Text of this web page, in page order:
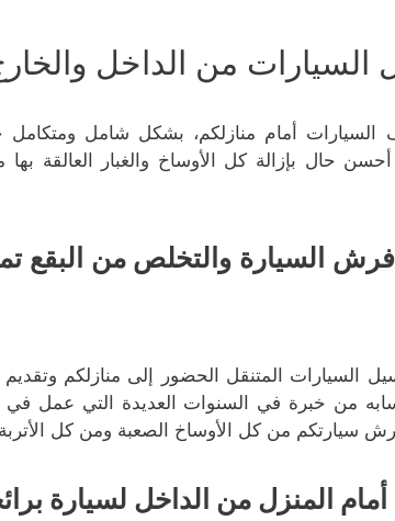
من الداخل
أمام منازلكم، بشكل شامل ومتكامل
أحسن حال بإزالة كل الأوساخ والغبار العالقة
السيارة والتخلص من البقع
السيارات المتنقل الحضور إلى منازلكم
من خبرة في السنوات العديدة التي عمل
سيارتكم من كل الأوساخ الصعبة ومن كل الأتربة
المنزل من الداخل لسيارة